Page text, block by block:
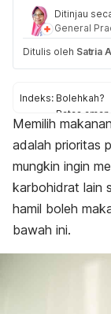
Ditinjau
General
Ditulis oleh Satria
Indeks: Bolehkah?
Batas aman
Resep sehat
Memilih
adalah prioritas
mungkin ingin
karbohidrat lain
hamil boleh
bawah ini.